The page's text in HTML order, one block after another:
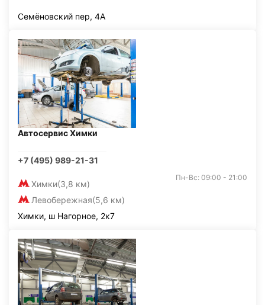
Семёновский пер, 4А
Автосервис Химки
+7 (495) 989-21-31
Химки(3,8 км)
Левобережная(5,6 км)
Пн-Вс: 09:00 - 21:00
Химки, ш Нагорное, 2к7